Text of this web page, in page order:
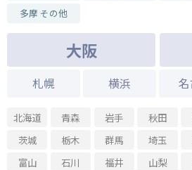
うちの猫らカレンダーヴァイキング2015
多摩 その他
大阪
札幌 横浜
北海道 青森 岩手 秋田
茨城
栃木 群馬 埼玉
富山
石川 福井 山梨